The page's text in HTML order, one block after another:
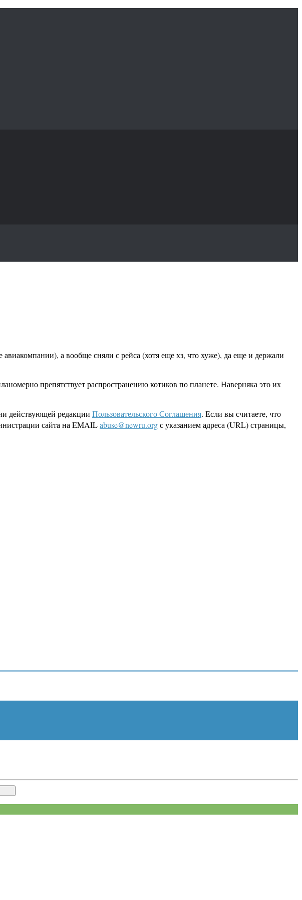
а вообще сняли с рейса (хотя еще хз, что хуже), да еще и держали
препятствует распространению котиков по планете. Наверняка это их
действующей редакции Пользовательского Соглашения. Если вы считаете, что
сайта на EMAILabuse@newru.orgс указанием адреса (URL) страницы,